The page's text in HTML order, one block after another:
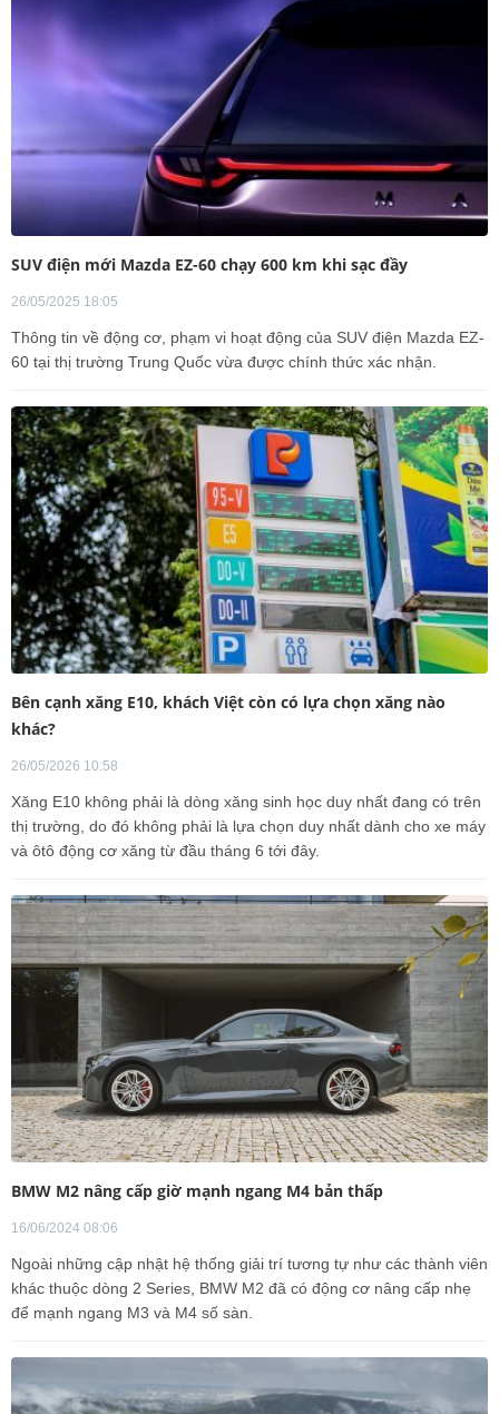
SUV điện mới Mazda EZ-60 chạy 600 km khi sạc đầy
26/05/2025 18:05
Thông tin về động cơ, phạm vi hoạt động của SUV điện Mazda EZ-
60 tại thị trường Trung Quốc vừa được chính thức xác nhận.
Bên cạnh xăng E10, khách Việt còn có lựa chọn xăng nào
khác?
26/05/2026 10:58
Xăng E10 không phải là dòng xăng sinh học duy nhất đang có trên
thị trường, do đó không phải là lựa chọn duy nhất dành cho xe máy
và ôtô động cơ xăng từ đầu tháng 6 tới đây.
BMW M2 nâng cấp giờ mạnh ngang M4 bản thấp
16/06/2024 08:06
Ngoài những cập nhật hệ thống giải trí tương tự như các thành viên
khác thuộc dòng 2 Series, BMW M2 đã có động cơ nâng cấp nhẹ
để mạnh ngang M3 và M4 số sàn.